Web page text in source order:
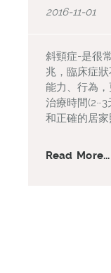
2016-11-01
斜頸症-是很
兆，臨床症
能力、行為
治療時間
和正確的居家
Read More...